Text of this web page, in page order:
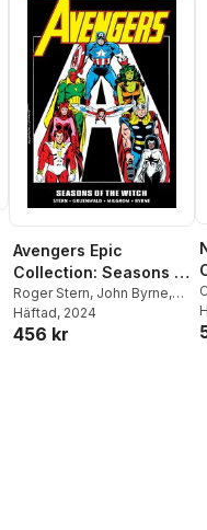
Avengers Epic
Collection: Seasons of
The Witch
Roger Stern, John Byrne,
Bill Mantlo
Häftad, 2024
456 kr